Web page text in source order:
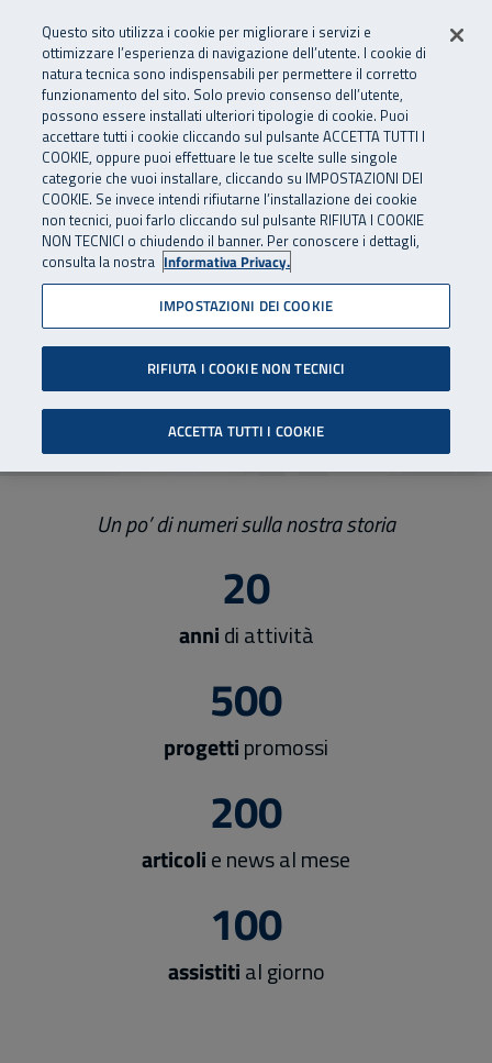
Vai al menu principale
Vai al contenuto principale
Vai al FooterDa cellulare e dall’estero06 45539607
SuperAbile - il Contact Center Inail per il mondo della disabilità
Navigazione principale
Creiamo un mondo
inclusivo e accessibile, il
tuo
SuperAbile è ilservizio INAILdedicato alla disabilità.
Insieme a te e per te, ci impegnamo ogni giorno a
promuovere unnuovo punto di vista,per costruire
sempre piùaccessibile e inclusiva.
Un po’ di numeri sulla nostra storia
20
annidi attività
500
progettipromossi
200
articolie news al mese
100
assistitial giorno
Questo sito utilizza i cookie per migliorare i servizi e
ottimizzare l’esperienza di navigazione dell’utente. I cookie di
natura tecnica sono indispensabili per permettere il corretto
funzionamento del sito. Solo previo consenso dell’utente,
possono essere installati ulteriori tipologie di cookie. Puoi
accettare tutti i cookie cliccando sul pulsante ACCETTA TUTTI I
COOKIE, oppure puoi effettuare le tue scelte sulle singole
categorie che vuoi installare, cliccando su IMPOSTAZIONI DEI
COOKIE. Se invece intendi rifiutarne l’installazione dei cookie
non tecnici, puoi farlo cliccando sul pulsante RIFIUTA I COOKIE
NON TECNICI o chiudendo il banner. Per conoscere i dettagli,
consulta la nostra Informativa Privacy.
IMPOSTAZIONI DEI COOKIE
RIFIUTA I COOKIE NON TECNICI
ACCETTA TUTTI I COOKIE